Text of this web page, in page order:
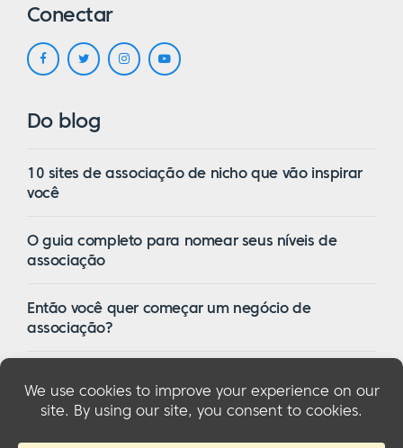
Conectar
Do blog
10 sites de associação de nicho que vão inspirar
você
O guia completo para nomear seus níveis de
associação
Então você quer começar um negócio de
associação?
WordPress em 2023